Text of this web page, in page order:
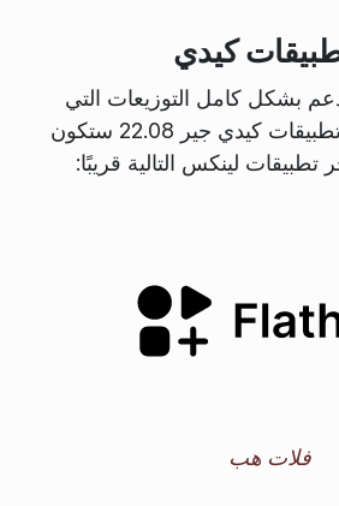
كيدي
بشكل كامل التوزيعات التي
تحمل برنامجنا، فإن تطبيقات كيدي جير 22.08 ستكون
تطبيقات لينكس التالية قريبًا:
فلات هب